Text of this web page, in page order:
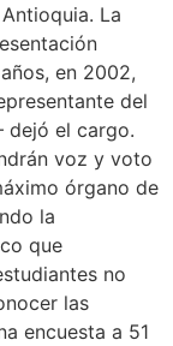
La
en 2002,
del
dejó el cargo.
voz y voto
órgano de
la
que
no
las
encuesta a 51